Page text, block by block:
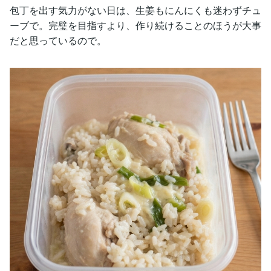
包丁を出す気力がない日は、生姜もにんにくも迷わずチュ
ーブで。完璧を目指すより、作り続けることのほうが大事
だと思っているので。